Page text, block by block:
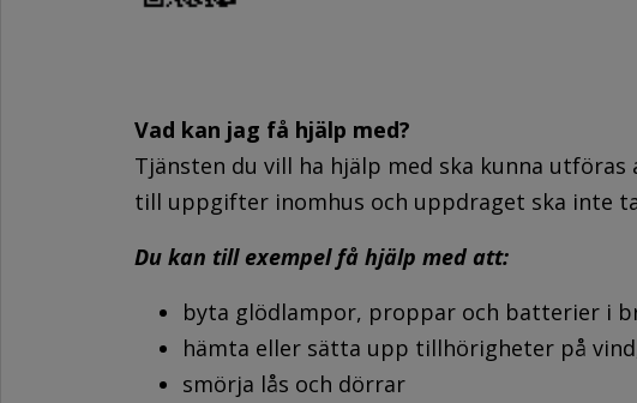
Vad kan jag få hjälp med?
Tjänsten du vill ha hjälp med ska kunna
till uppgifter inomhus och uppdraget ska inte
Du kan till exempel få hjälp med att:
byta glödlampor, proppar och batterier i
hämta eller sätta upp tillhörigheter på
smörja lås och dörrar